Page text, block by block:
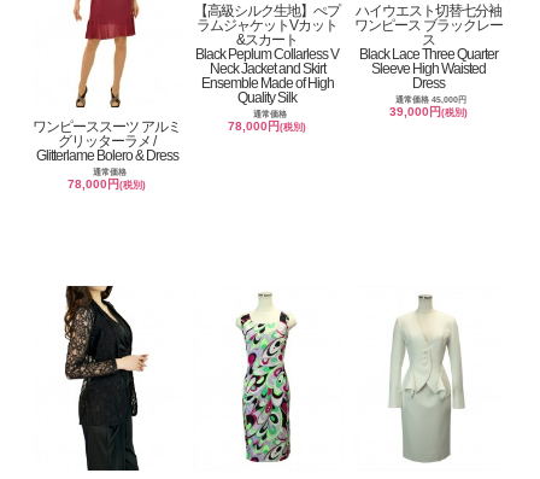
ワンピーススーツ アルミ
グリッターラメ /
Glitterlame Bolero & Dress
通常価格
78,000円(税別)
【高級シルク生地】ぺプ
ラムジャケットVカット
&スカート
Black Peplum Collarless V
Neck Jacket and Skirt
Ensemble Made of High
Quality Silk
通常価格
78,000円(税別)
ハイウエスト切替七分袖
ワンピース ブラックレー
ス
Black Lace Three Quarter
Sleeve High Waisted
Dress
通常価格 45,000円
39,000円 (税別)